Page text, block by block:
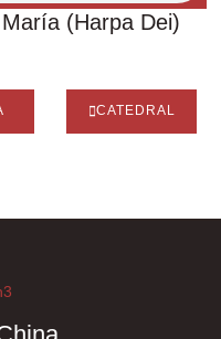
(Harpa Dei)
CATEDRAL